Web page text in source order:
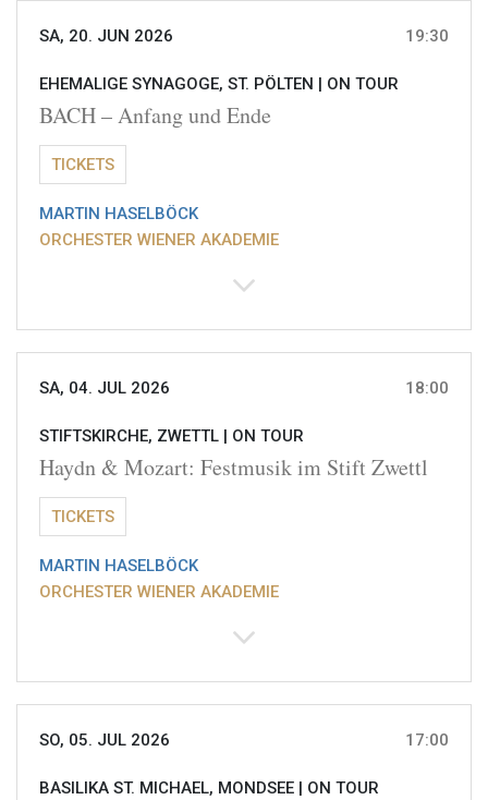
SA, 20. JUN 2026 19:30
EHEMALIGE SYNAGOGE, ST. PÖLTEN | ON TOUR
BACH – Anfang und Ende
TICKETS
MARTIN HASELBÖCK
ORCHESTER WIENER AKADEMIE
SA, 04. JUL 2026 18:00
STIFTSKIRCHE, ZWETTL | ON TOUR
Haydn & Mozart: Festmusik im Stift Zwettl
TICKETS
MARTIN HASELBÖCK
ORCHESTER WIENER AKADEMIE
SO, 05. JUL 2026 17:00
BASILIKA ST. MICHAEL, MONDSEE | ON TOUR